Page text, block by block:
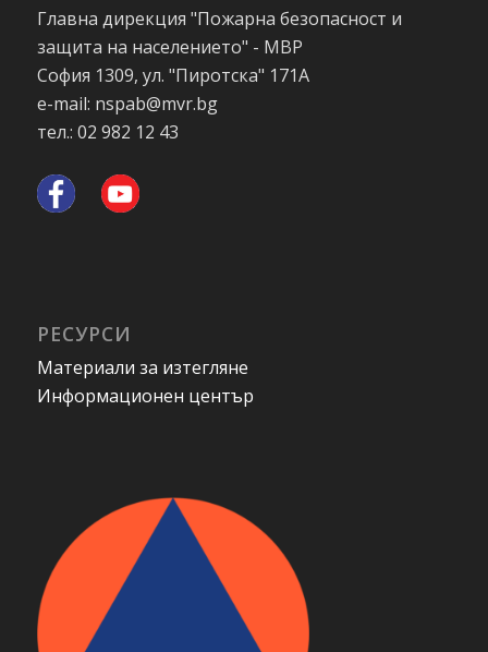
Главна дирекция "Пожарна безопасност и
защита на населението" - МВР
София 1309, ул. "Пиротска" 171А
e-mail: nspab@mvr.bg
тел.: 02 982 12 43
РЕСУРСИ
Материали за изтегляне
Информационен център